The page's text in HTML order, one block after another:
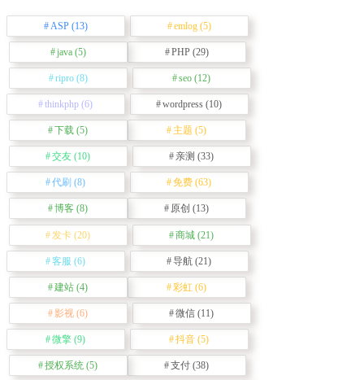
ASP(13) emlog(5)
java(5) PHP(29)
ripro(8) seo (12)
thinkphp (6) wordpress (10)
下载 (5) 主题 (5)
交友 (10) 亲测 (33)
代刷 (8) 免费 (63)
博客 (8) 原创 (13)
发卡 (20) 商城 (21)
客服 (6) 导航 (21)
建站 (4) 彩虹 (6)
影视 (6) 微信 (11)
微擎 (9) 抖音 (5)
授权系统 (5) 支付 (38)